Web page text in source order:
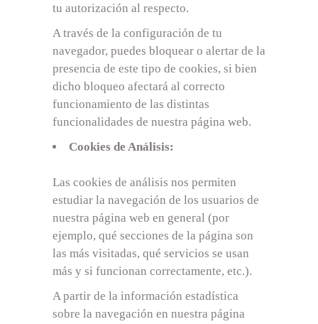
tu autorización al respecto.
A través de la configuración de tu
navegador, puedes bloquear o alertar de la
presencia de este tipo de cookies, si bien
dicho bloqueo afectará al correcto
funcionamiento de las distintas
funcionalidades de nuestra página web.
Cookies de Análisis:
Las cookies de análisis nos permiten
estudiar la navegación de los usuarios de
nuestra página web en general (por
ejemplo, qué secciones de la página son
las más visitadas, qué servicios se usan
más y si funcionan correctamente, etc.).
A partir de la información estadística
sobre la navegación en nuestra página